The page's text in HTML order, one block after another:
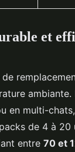
et
en multi-
de 4 à
entre 70 et